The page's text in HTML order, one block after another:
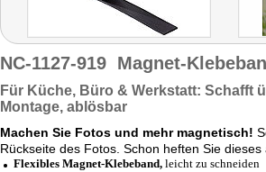
NC-1127-919 Magnet-
Für Küche, Büro & Werkstatt: Schafft
Montage, ablösbar
Machen Sie Fotos und mehr magnetisch!
Rückseite des Fotos. Schon heften Sie
Flexibles Magnet-Klebeband, leicht zu schneiden